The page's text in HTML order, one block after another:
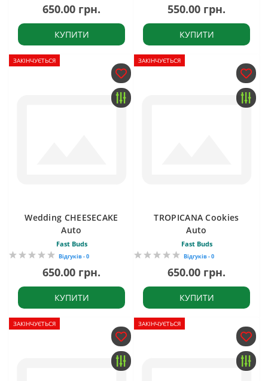
650.00 грн.
КУПИТИ
550.00 грн.
КУПИТИ
ЗАКІНЧУЄТЬСЯ
Wedding CHEESECAKE
Auto
Fast Buds
Відгуків - 0
650.00 грн.
КУПИТИ
ЗАКІНЧУЄТЬСЯ
TROPICANA Cookies
Auto
Fast Buds
Відгуків - 0
650.00 грн.
КУПИТИ
ЗАКІНЧУЄТЬСЯ ЗАКІНЧУЄТЬСЯ